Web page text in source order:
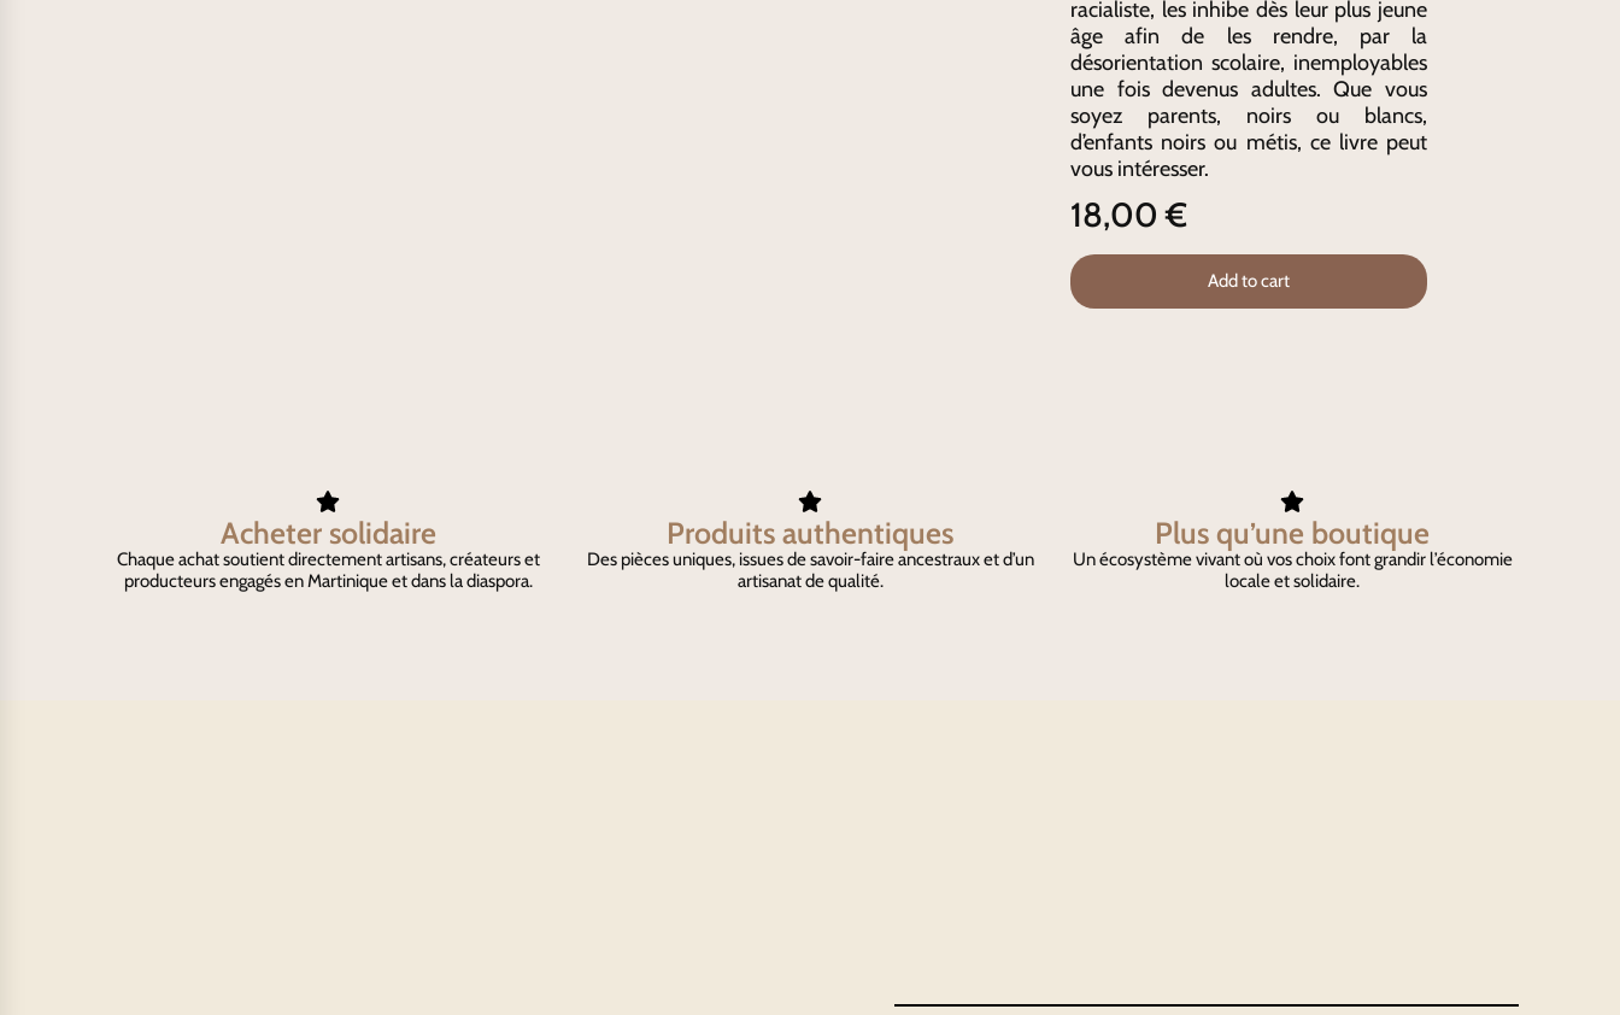
racialiste, les inhibe dès leur plus jeune
âge afin de les rendre, par la
désorientation scolaire, inemployables
une fois devenus adultes. Que vous
soyez parents, noirs ou blancs,
d’enfants noirs ou métis, ce livre peut
vous intéresser.
18,00€
Add to cart
Acheter solidaire
Chaque achat soutient directement artisans, créateurs et
producteurs engagés en Martinique et dans la diaspora.
Produits authentiques
Des pièces uniques, issues de savoir-faire ancestraux et d’un
artisanat de qualité.
Plus qu’une boutique
Un écosystème vivant où vos choix font grandir l’économie
locale et solidaire.